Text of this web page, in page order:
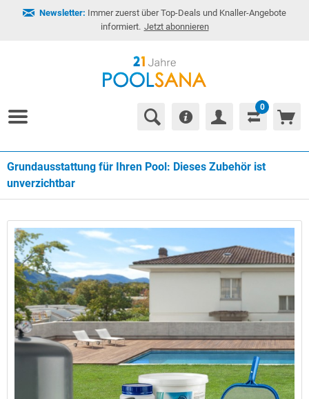
Newsletter: Immer zuerst über Top-Deals und Knaller-Angebote
informiert. Jetzt abonnieren
0
Grundausstattung für Ihren Pool: Dieses Zubehör ist
unverzichtbar